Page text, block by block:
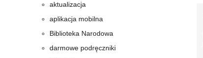
aktualizacja
aplikacja mobilna
Biblioteka Narodowa
darmowe podręczniki